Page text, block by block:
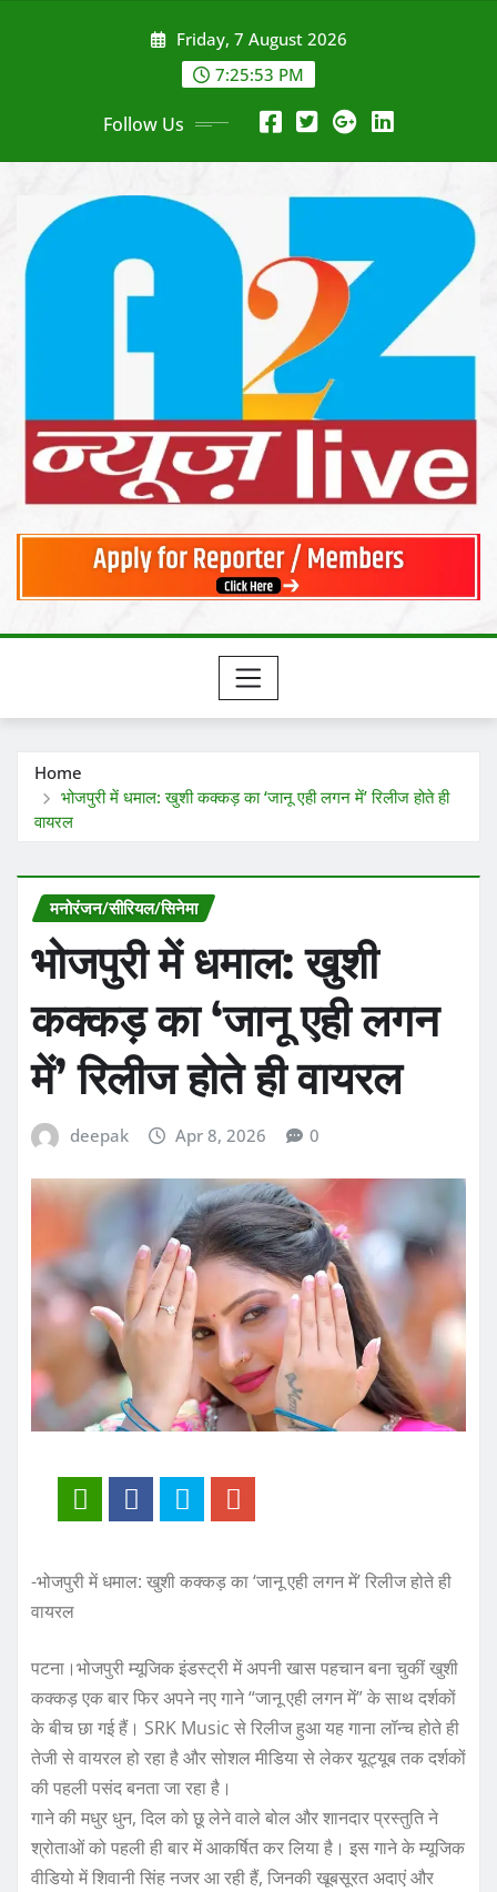
Friday, 7 August 2026
7:25:56 PM
Follow Us
Home
भोजपुरी में धमाल: खुशी कक्कड़ का ‘जानू एही लगन में’ रिलीज होते ही
वायरल
मनोरंजन/सीरियल/सिनेमा
भोजपुरी में धमाल: खुशी
कक्कड़ का ‘जानू एही लगन
में’ रिलीज होते ही वायरल
deepak Apr 8, 2026 0
-भोजपुरी में धमाल: खुशी कक्कड़ का ‘जानू एही लगन में’ रिलीज होते ही
वायरल
पटना।भोजपुरी म्यूजिक इंडस्ट्री में अपनी खास पहचान बना चुकीं खुशी
कक्कड़ एक बार फिर अपने नए गाने “जानू एही लगन में” के साथ दर्शकों
के बीच छा गई हैं। SRK Music से रिलीज हुआ यह गाना लॉन्च होते ही
तेजी से वायरल हो रहा है और सोशल मीडिया से लेकर यूट्यूब तक दर्शकों
की पहली पसंद बनता जा रहा है।
गाने की मधुर धुन, दिल को छू लेने वाले बोल और शानदार प्रस्तुति ने
श्रोताओं को पहली ही बार में आकर्षित कर लिया है। इस गाने के म्यूजिक
वीडियो में शिवानी सिंह नजर आ रही हैं, जिनकी खूबसूरत अदाएं और